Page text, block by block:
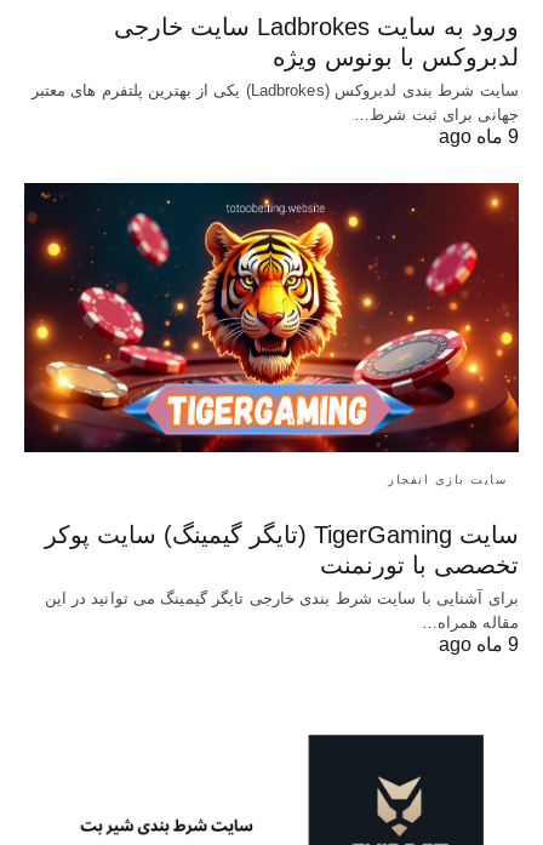
ورود به سایت Ladbrokes سایت خارجی
لدبروکس با بونوس ویژه
سایت شرط بندی لدبروکس (Ladbrokes) یکی از بهترین پلتفرم های معتبر
جهانی برای ثبت شرط…
9 ماه ago
سایت بازی انفجار
سایت TigerGaming (تایگر گیمینگ) سایت پوکر
تخصصی با تورنمنت
برای آشنایی با سایت شرط بندی خارجی تایگر گیمینگ می توانید در این
مقاله همراه…
9 ماه ago